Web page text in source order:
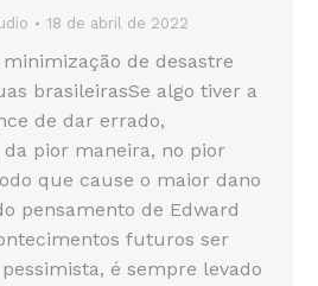
18 de abril de 2022
minimização de desastre
brasileirasSe algo tiver a
de dar errado,
pior maneira, no pior
que cause o maior dano
pensamento de Edward
futuros ser
é sempre levado